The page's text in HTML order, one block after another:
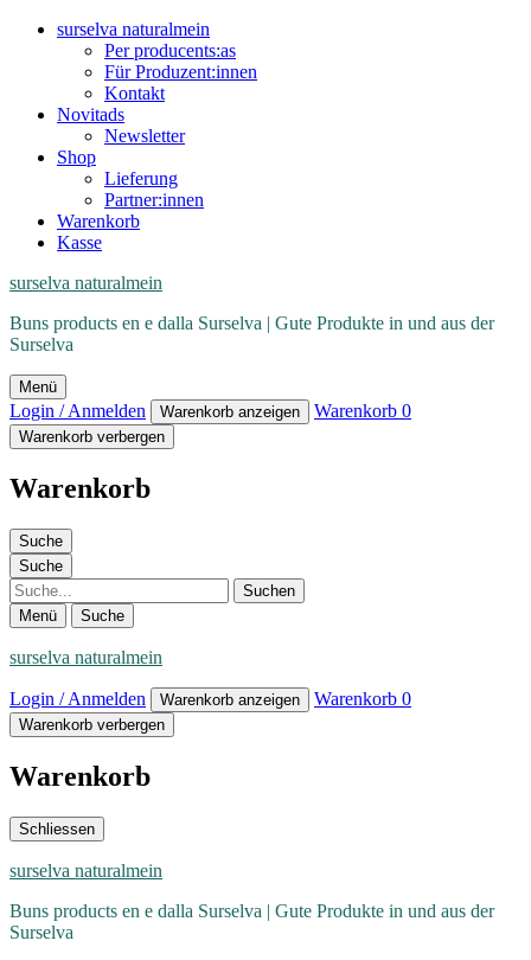
surselva naturalmein
Per producents:as
Für Produzent:innen
Kontakt
Novitads
Newsletter
Shop
Lieferung
Partner:innen
Warenkorb
Kasse
surselva naturalmein
Buns products en e dalla Surselva | Gute Produkte in und aus der
Surselva
Menü
Login / Anmelden Warenkorb anzeigen Warenkorb 0
Warenkorb verbergen
Warenkorb
Suche
Suche
Suche
Menü Suche
surselva naturalmein
Login / Anmelden Warenkorb anzeigen Warenkorb 0
Warenkorb verbergen
Warenkorb
Schliessen
surselva naturalmein
Buns products en e dalla Surselva | Gute Produkte in und aus der
Surselva